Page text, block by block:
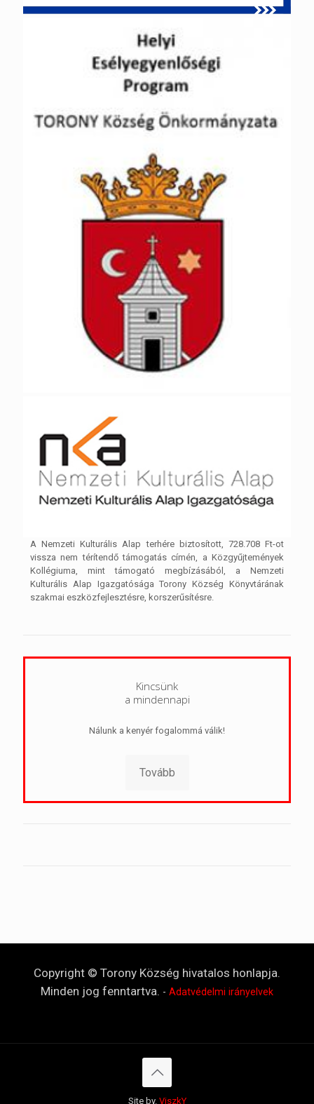
A Nemzeti Kulturális Alap terhére biztosított, 728.708 Ft-ot
vissza nem térítendő támogatás címén, a Közgyűjtemények
Kollégiuma, mint támogató megbízásából, a Nemzeti
Kulturális Alap Igazgatósága Torony Község Könyvtárának
szakmai eszközfejlesztésre, korszerűsítésre.
Kincsünk
a mindennapi
Nálunk a kenyér fogalommá válik!
Tovább
Copyright © Torony Község hivatalos honlapja.
Minden jog fenntartva. - Adatvédelmi irányelvek
Site by. ViszkY